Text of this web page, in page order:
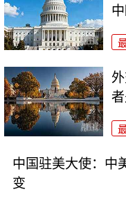
中国驻美大使：中
变